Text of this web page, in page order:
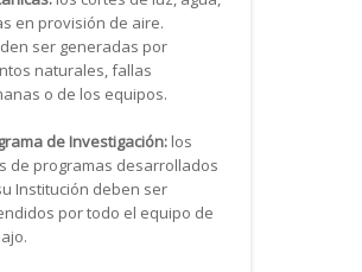
en provisión de aire.
ser generadas por
naturales, fallas
o de los equipos.
de Investigación: los
de programas desarrollados
Institución deben ser
por todo el equipo de